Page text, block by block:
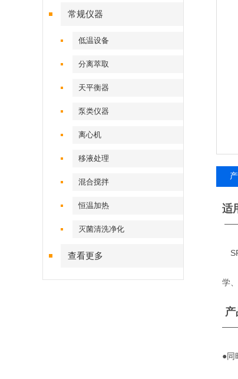
常规仪器
低温设备
分离萃取
天平衡器
泵类仪器
离心机
移液处理
混合搅拌
恒温加热
灭菌清洗净化
查看更多
适
学
产
●同